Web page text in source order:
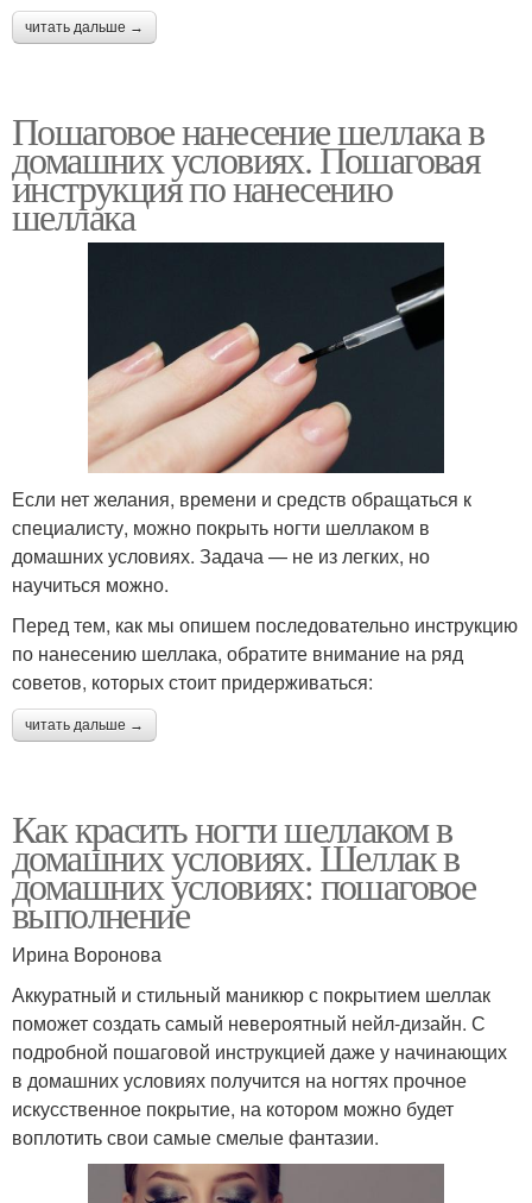
читать дальше →
Пошаговое нанесение шеллака в
домашних условиях. Пошаговая
инструкция по нанесению
шеллака
Если нет желания, времени и средств обращаться к
специалисту, можно покрыть ногти шеллаком в
домашних условиях. Задача — не из легких, но
научиться можно.
Перед тем, как мы опишем последовательно инструкцию
по нанесению шеллака, обратите внимание на ряд
советов, которых стоит придерживаться:
читать дальше →
Как красить ногти шеллаком в
домашних условиях. Шеллак в
домашних условиях: пошаговое
выполнение
Ирина Воронова
Аккуратный и стильный маникюр с покрытием шеллак
поможет создать самый невероятный нейл-дизайн. С
подробной пошаговой инструкцией даже у начинающих
в домашних условиях получится на ногтях прочное
искусственное покрытие, на котором можно будет
воплотить свои самые смелые фантазии.